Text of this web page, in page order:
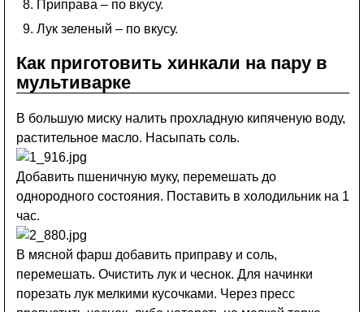
Приправа – по вкусу.
Лук зеленый – по вкусу.
Как приготовить хинкали на пару в
мультиварке
В большую миску налить прохладную кипяченую воду,
растительное масло. Насыпать соль.
Добавить пшеничную муку, перемешать до
однородного состояния. Поставить в холодильник на 1
час.
В мясной фарш добавить приправу и соль,
перемешать. Очистить лук и чеснок. Для начинки
порезать лук мелкими кусочками. Через пресс